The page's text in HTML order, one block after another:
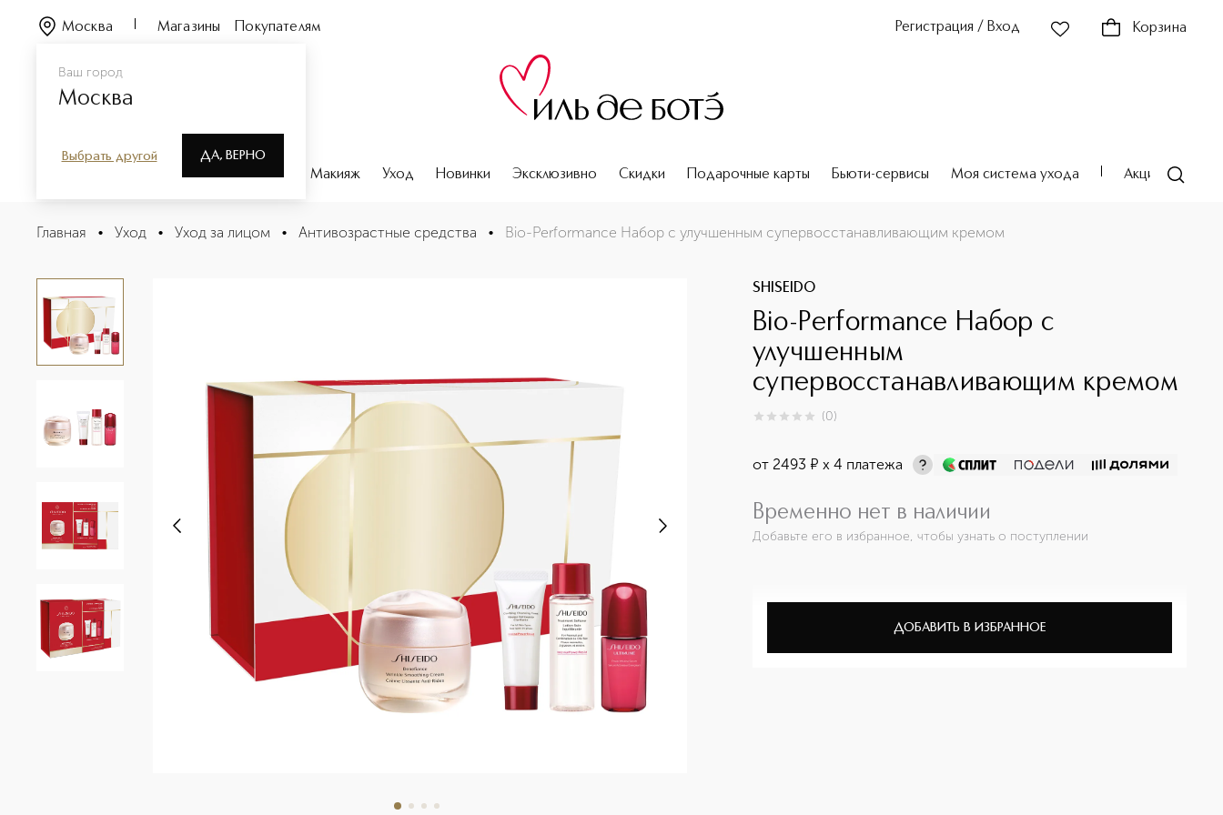
Ваш город
Москва
Выбрать другой ДА, ВЕРНО
Москва Магазины Покупателям Регистрация / Вход Корзина
Парфюмерия Макияж Уход Новинки Эксклюзивно Скидки Подарочные карты Бьюти-сервисы Моя система ухода Акции
Bio-Performance Набор с улучшенным супервосстанавливающим кремом
Главная • Уход • Уход за лицом • Антивозрастные средства • Bio-Performance Набор с улучшенным супервосстанавливающим кремом
SHISEIDO
Bio-Performance Набор с
улучшенным
супервосстанавливающим кремом
0из 0 (0)
от 2493 ¤ х 4 платежа
Временно нет в наличии
Добавьте его в избранное, чтобы узнать о поступлении
ДОБАВИТЬ В ИЗБРАННОЕ